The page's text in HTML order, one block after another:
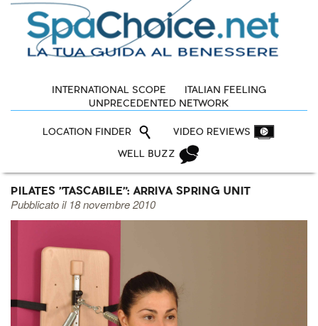
INTERNATIONAL SCOPE
ITALIAN FEELING
UNPRECEDENTED NETWORK
LOCATION FINDER VIDEO REVIEWS
WELL BUZZ
PILATES "TASCABILE": ARRIVA SPRING UNIT
Pubblicato il 18 novembre 2010